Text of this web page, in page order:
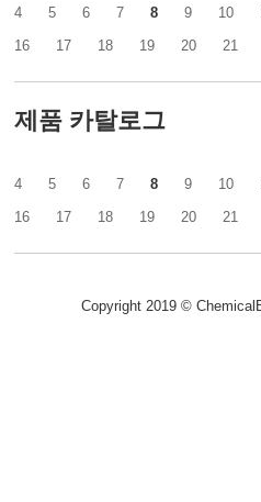
4 5 6 7 8 9 10
16
17 18 19 20 21
제품 카탈로그
4 5 6 7 8 9 10
16
17 18 19 20 21
Copyright 2019 ©